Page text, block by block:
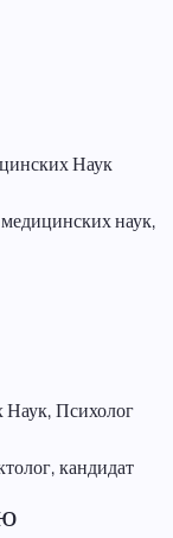
Наук
наук,
Психолог
кандидат